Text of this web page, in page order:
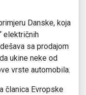
Danske, koja
električnih
sa prodajom
ukine neke od
vrste automobila.
članica Evropske